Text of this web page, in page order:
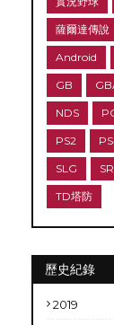
薩爾達傳說
Android
GB
NDS
PS2
SLG
TD塔防
歷史紀錄
2019